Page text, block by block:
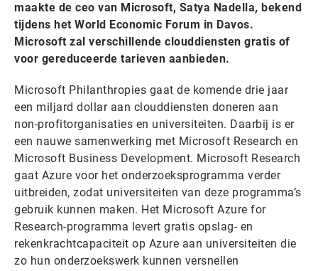
maakte de ceo van Microsoft, Satya Nadella, bekend
tijdens het World Economic Forum in Davos.
Microsoft zal verschillende clouddiensten gratis of
voor gereduceerde tarieven aanbieden.
Microsoft Philanthropies gaat de komende drie jaar
een miljard dollar aan clouddiensten doneren aan
non-profitorganisaties en universiteiten. Daarbij is er
een nauwe samenwerking met Microsoft Research en
Microsoft Business Development. Microsoft Research
gaat Azure voor het onderzoeksprogramma verder
uitbreiden, zodat universiteiten van deze programma’s
gebruik kunnen maken. Het Microsoft Azure for
Research-programma levert gratis opslag- en
rekenkrachtcapaciteit op Azure aan universiteiten die
zo hun onderzoekswerk kunnen versnellen